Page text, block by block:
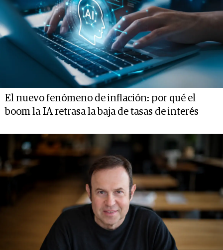
El nuevo fenómeno de inflación: por qué el
boom la IA retrasa la baja de tasas de interés